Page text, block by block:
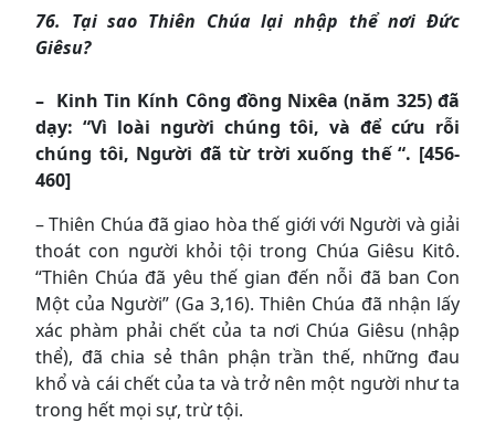
76. Tại sao Thiên Chúa lại nhập thể nơi Đức
Giêsu?
– Kinh Tin Kính Công đồng Nixêa (năm 325) đã
dạy: “Vì loài người chúng tôi, và để cứu rỗi
chúng tôi, Người đã từ trời xuống thế “. [456-
460]
– Thiên Chúa đã giao hòa thế giới với Người và giải
thoát con người khỏi tội trong Chúa Giêsu Kitô.
“Thiên Chúa đã yêu thế gian đến nỗi đã ban Con
Một của Người” (Ga 3,16). Thiên Chúa đã nhận lấy
xác phàm phải chết của ta nơi Chúa Giêsu (nhập
thể), đã chia sẻ thân phận trần thế, những đau
khổ và cái chết của ta và trở nên một người như ta
trong hết mọi sự, trừ tội.